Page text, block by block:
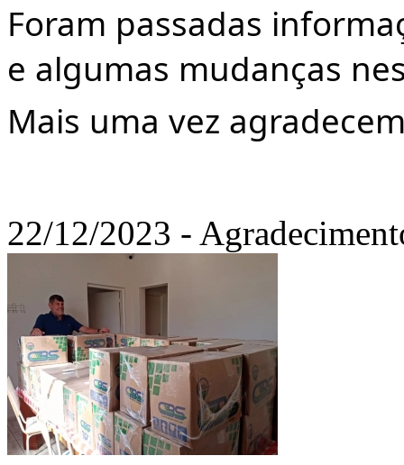
Foram passadas
e algumas mudanças
Mais uma vez
22/12/2023 -